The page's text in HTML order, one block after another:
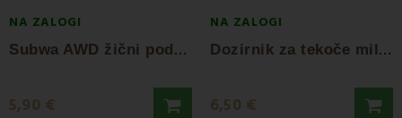
NA ZALOGI
S
ubwa AWD žični podstavek za milo
5,90 €
NA ZALOGI
D
ozirnik za tekoče milo Rayon AWD
6,50 €